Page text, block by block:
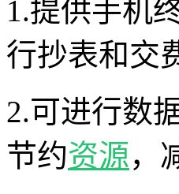
1.提供手机
行抄表和交
2.可进行数
节约资源，